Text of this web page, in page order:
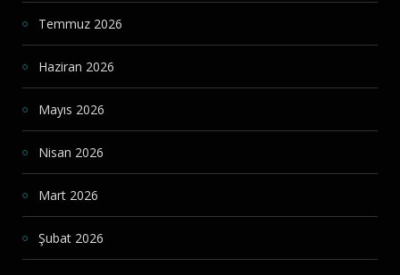
Temmuz 2026
Haziran 2026
Mayıs 2026
Nisan 2026
Mart 2026
Şubat 2026